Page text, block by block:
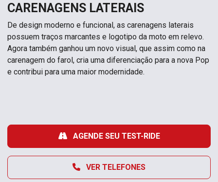
CARENAGENS LATERAIS
De design moderno e funcional, as carenagens laterais
possuem traços marcantes e logotipo da moto em relevo.
Agora também ganhou um novo visual, que assim como na
carenagem do farol, cria uma diferenciação para a nova Pop
e contribui para uma maior modernidade.
VER TELEFONES
AGENDE SEU TEST-RIDE